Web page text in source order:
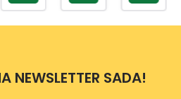
EN
20
NEWSLETTER SADA!